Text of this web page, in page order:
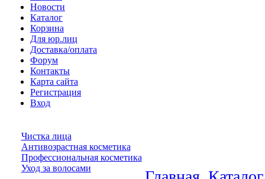
Новости
Каталог
Корзина
Для юр.лиц
Доставка/оплата
Форум
Контакты
Карта сайта
Регистрация
Вход
Чистка лица
Антивозрастная косметика
Профессиональная косметика
Уход за волосами